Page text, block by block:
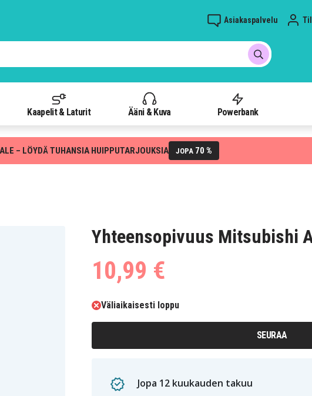
Asiakaspalvelu
Kaapelit & Laturit Ääni & Kuva Powerbank
– LÖYDÄ TUHANSIA HUIPPUTARJOUKSIA JOPA 70 %
Yhteensopivuus Mitsubishi
10,99 €
Väliaikaisesti loppu
SEURAA
Jopa 12 kuukauden takuu